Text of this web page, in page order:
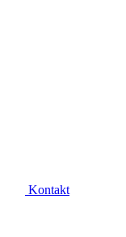
Kontakt